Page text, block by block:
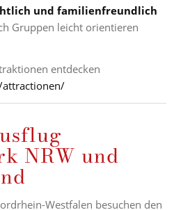
und familienfreundlich
Gruppen leicht orientieren
entdecken
NRW und
Westfalen besuchen den